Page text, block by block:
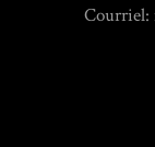
Courriel: